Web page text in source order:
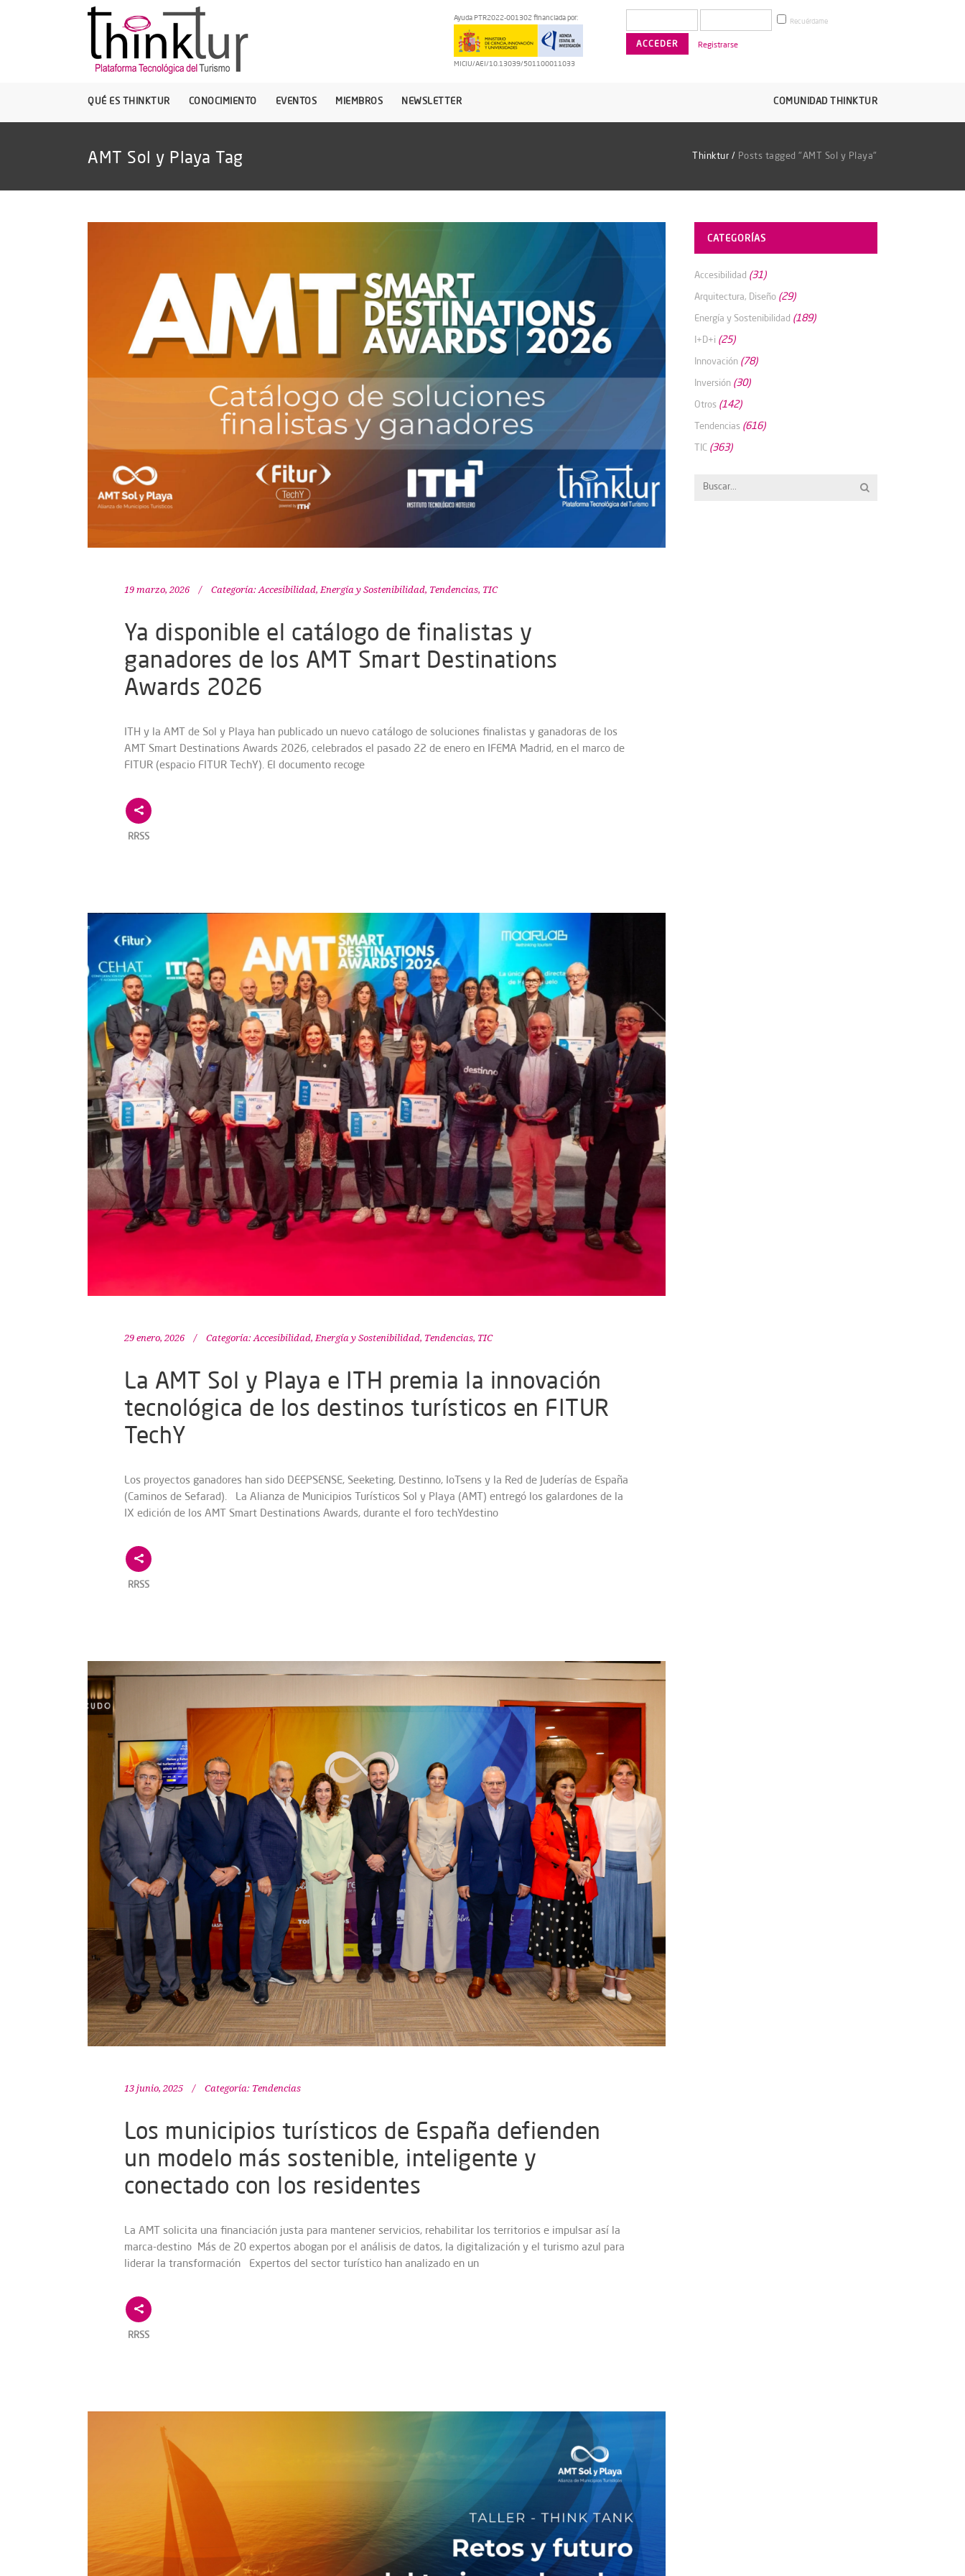
Ayuda PTR2022-001302 financiada por:
MICIU/AEI/10.13039/501100011033
Recuérdame
Registrarse
QUÉ ES THINKTUR CONOCIMIENTO EVENTOS MIEMBROS NEWSLETTER COMUNIDAD THINKTUR
AMT Sol y Playa Tag Thinktur / Posts tagged "AMT Sol y Playa"
19 marzo, 2026 Categoría: Accesibilidad,Energía y Sostenibilidad, Tendencias, TIC
Ya disponible el catálogo de finalistas y
ganadores de los AMT Smart Destinations
Awards 2026
ITH y la AMT de Sol y Playa han publicado un nuevo catálogo de soluciones finalistas y ganadoras de los
AMT Smart Destinations Awards 2026, celebrados el pasado 22 de enero en IFEMA Madrid, en el marco de
FITUR (espacio FITUR TechY). El documento recoge
RRSS
29 enero, 2026 Categoría: Accesibilidad, Energía y Sostenibilidad, Tendencias, TIC
La AMT Sol y Playa e ITH premia la innovación
tecnológica de los destinos turísticos en FITUR
TechY
Los proyectos ganadores han sido DEEPSENSE, Seeketing, Destinno, IoTsens y la Red de Juderías de España
(Caminos de Sefarad). La Alianza de Municipios Turísticos Sol y Playa (AMT) entregó los galardones de la
IX edición de los AMT Smart Destinations Awards, durante el foro techYdestino
RRSS
13 junio, 2025 Categoría: Tendencias
Los municipios turísticos de España defienden
un modelo más sostenible, inteligente y
conectado con los residentes
La AMT solicita una financiación justa para mantener servicios, rehabilitar los territorios e impulsar así la
marca-destino Más de 20 expertos abogan por el análisis de datos, la digitalización y el turismo azul para
liderar la transformación Expertos del sector turístico han analizado en un
RRSS
CATEGORÍAS
Accesibilidad (31)
Arquitectura, Diseño (29)
Energía y Sostenibilidad (189)
I+D+i (25)
Innovación (78)
Inversión (30)
Otros (142)
Tendencias (616)
TIC (363)